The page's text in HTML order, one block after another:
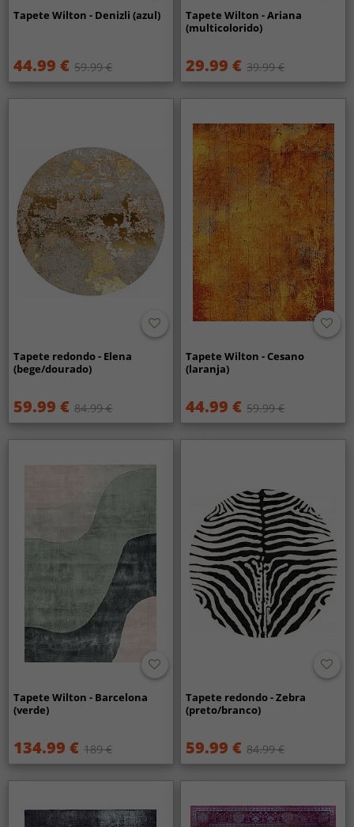
Tapete Wilton - Denizli (azul)
44.99 € 59.99 €
Tapete Wilton - Ariana
(multicolorido)
29.99 € 39.99 €
Tapete redondo - Elena
(bege/dourado)
59.99 € 84.99 €
Tapete Wilton - Cesano
(laranja)
44.99 € 59.99 €
Tapete Wilton - Barcelona
(verde)
134.99 € 189 €
Tapete redondo - Zebra
(preto/branco)
59.99 € 84.99 €